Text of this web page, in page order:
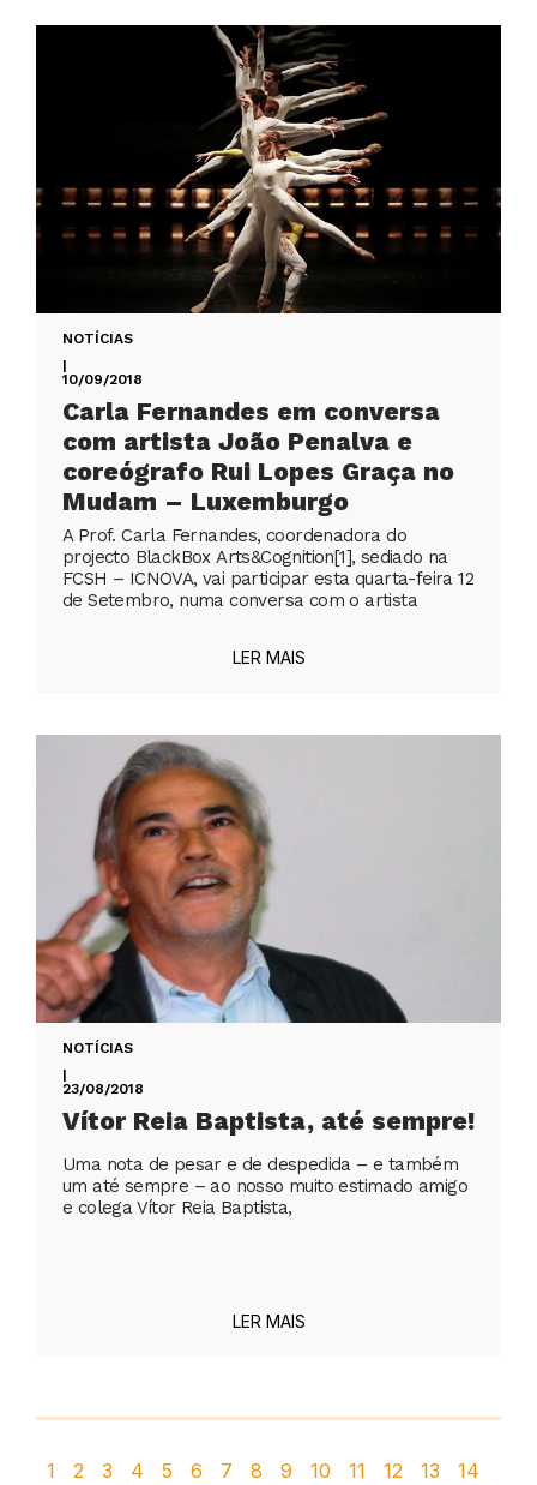
NOTÍCIAS
|
10/09/2018
Carla Fernandes em conversa
com artista João Penalva e
coreógrafo Rui Lopes Graça no
Mudam – Luxemburgo
A Prof. Carla Fernandes, coordenadora do
projecto BlackBox Arts&Cognition[1], sediado na
FCSH – ICNOVA, vai participar esta quarta-feira 12
de Setembro, numa conversa com o artista
LER MAIS
NOTÍCIAS
|
23/08/2018
Vítor Reia Baptista, até sempre!
Uma nota de pesar e de despedida – e também
um até sempre – ao nosso muito estimado amigo
e colega Vítor Reia Baptista,
LER MAIS
1 2 3 4 5 6 7 8 9 10 11 12 13
14